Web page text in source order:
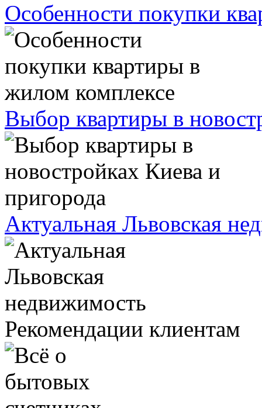
Особенности покупки
Выбор квартиры в
Актуальная Львовская
Рекомендации клиентам